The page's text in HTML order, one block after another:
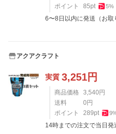
ポイント
85pt 5%
6〜8日以内に発送（お取
アクアクラフト
実質 3,251円
商品価格 3,540 円
送料
0 円
ポイント
289pt 9
14時までの注文で当日発